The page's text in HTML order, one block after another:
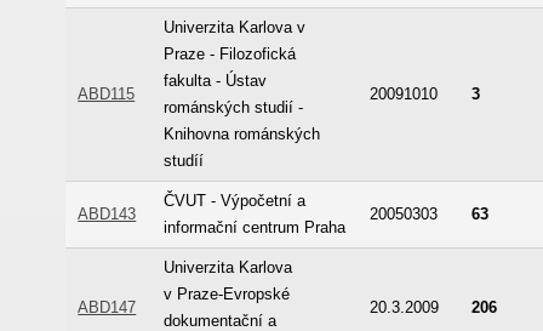
ABD115
Univerzita Karlova v
Praze - Filozofická
fakulta - Ústav
románských studií -
Knihovna románských
studíí
20091010 3
ABD143
ČVUT - Výpočetní a
informační centrum Praha
20050303 63
ABD147
Univerzita Karlova
v Praze-Evropské
dokumentační a
20.3.2009 206